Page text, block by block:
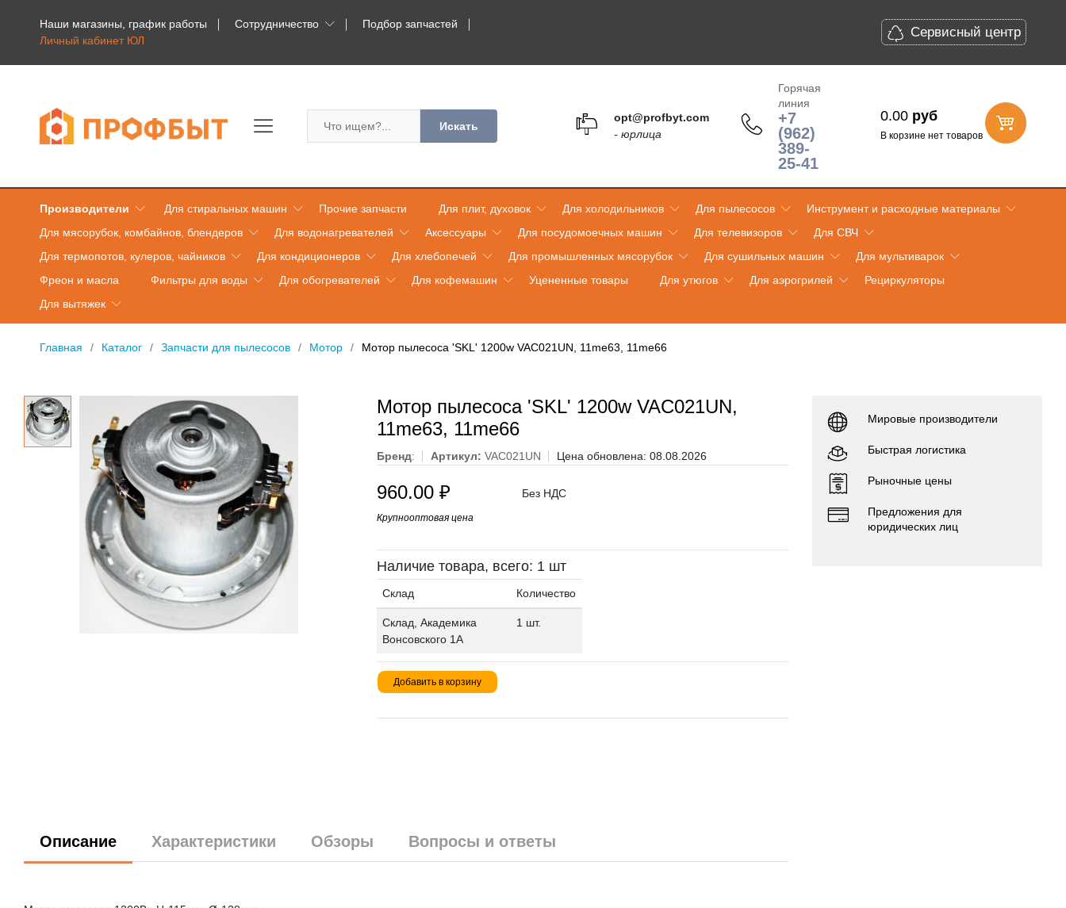
Наши магазины, график работы Сотрудничество
Подбор запчастей
Личный кабинет ЮЛ
Сервисный центр
Искать
opt@profbyt.com
- юрлица
Горячая
линия
+7
(962)
389-
25-41
0.00 руб
В корзине нет товаров
Производители Для стиральных машин Прочие запчасти Для плит, духовок Для холодильников Для пылесосов
Инструмент и расходные материалы
Для мясорубок, комбайнов, блендеров
Для водонагревателей Аксессуары Для посудомоечных машин Для телевизоров
Для СВЧ
Для термопотов, кулеров, чайников
Для кондиционеров Для хлебопечей Для промышленных мясорубок Для сушильных машин
Для мультиварок
Фреон и масла
Фильтры для воды Для обогревателей Для кофемашин Уцененные товары Для утюгов Для аэрогрилей
Рециркуляторы
Для вытяжек
Главная Каталог Запчасти для пылесосов Мотор Мотор пылесоса 'SKL' 1200w VAC021UN, 11me63, 11me66
Мотор пылесоса 'SKL' 1200w VAC021UN,
11me63, 11me66
Бренд: Артикул: VAC021UN Цена обновлена: 08.08.2026
960.00 ₽
Крупнооптовая цена
Без НДС
Наличие товара, всего: 1 шт
Склад Количество
Склад, Академика
Вонсовского 1А
1 шт.
Добавить в корзину
Описание Характеристики Обзоры Вопросы и ответы
Мировые производители
Быстрая логистика
Рыночные цены
Предложения для
юридических лиц